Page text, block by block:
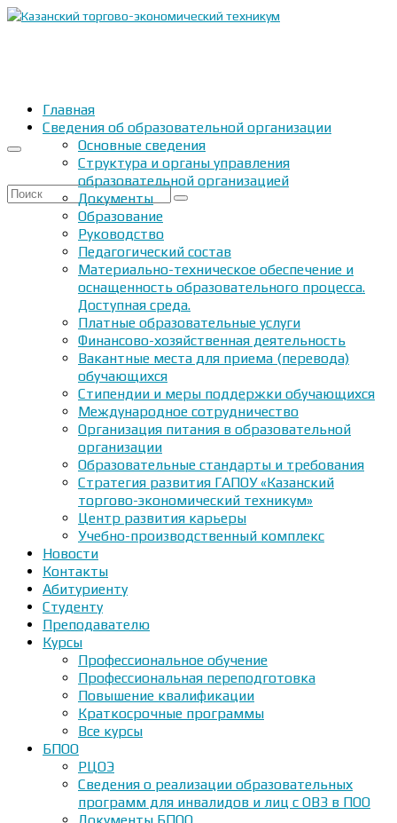
Искать:
Главная
Сведения об образовательной организации
Основные сведения
Структура и органы управления
образовательной организацией
Документы
Образование
Руководство
Педагогический состав
Материально-техническое обеспечение и
оснащенность образовательного процесса.
Доступная среда.
Платные образовательные услуги
Финансово-хозяйственная деятельность
Вакантные места для приема (перевода)
обучающихся
Стипендии и меры поддержки обучающихся
Международное сотрудничество
Организация питания в образовательной
организации
Образовательные стандарты и требования
Стратегия развития ГАПОУ «Казанский
торгово-экономический техникум»
Центр развития карьеры
Учебно-производственный комплекс
Новости
Контакты
Абитуриенту
Студенту
Преподавателю
Курсы
Профессиональное обучение
Профессиональная переподготовка
Повышение квалификации
Краткосрочные программы
Все курсы
БПОО
РЦОЭ
Сведения о реализации образовательных
программ для инвалидов и лиц с ОВЗ в ПОО